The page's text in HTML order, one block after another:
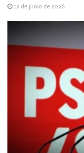
12 de junio de 2026